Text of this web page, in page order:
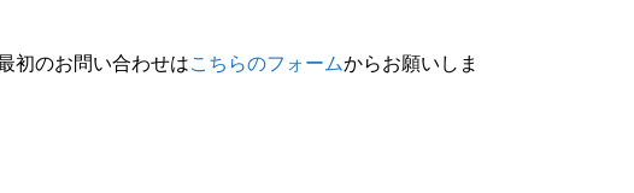
初のお問い合わせはこちらのフォームからお願いしま